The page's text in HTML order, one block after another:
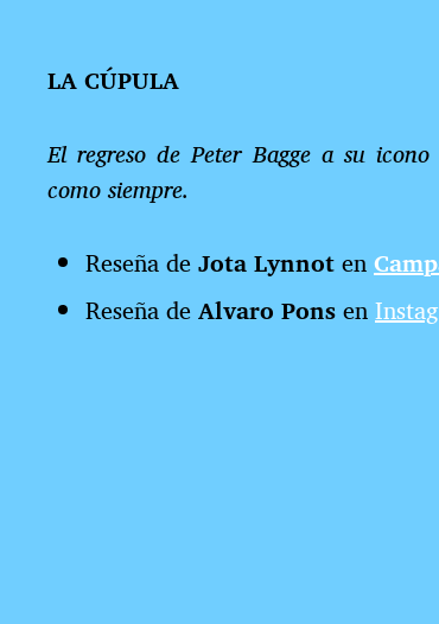
d
a
e
LA CÚPULA
El regreso de Peter Bagge a su
como siempre.
Reseña deJota Lynnoten
Reseña deAlvaro Ponsen